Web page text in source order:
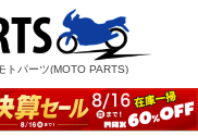
トパーツ(MOTO PARTS)